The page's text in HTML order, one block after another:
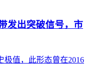
发出突破信号，市
极值，此形态曾在2016